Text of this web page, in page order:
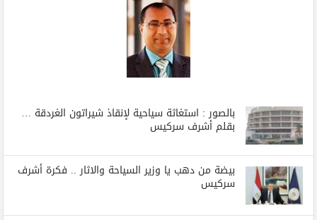
بالصور : استغاثة سياحية لإنقاذ شيراتون الغردقة …
بقلم أشرف سركيس
بيضة من دهب يا وزير السياحة والاثار .. فكرة أشرف
سركيس